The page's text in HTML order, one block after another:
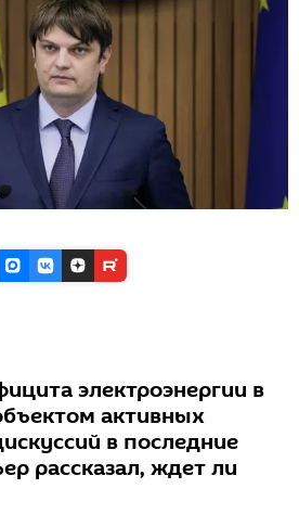
электроэнергии в
активных
в последние
рассказал, ждет ли